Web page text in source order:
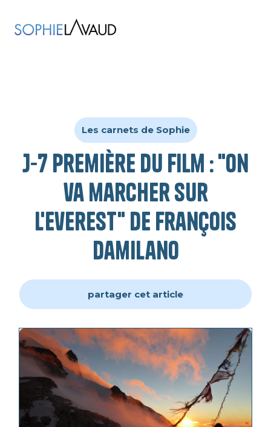
Les carnets de Sophie
J-7 Première du film : "On
va marcher sur
l'Everest" de François
Damilano
partager cet article